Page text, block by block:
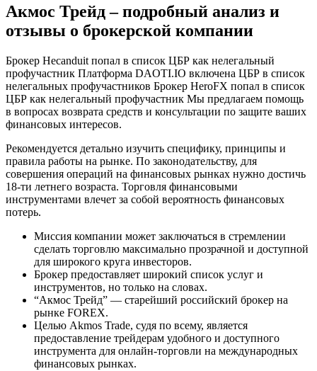
Акмос Трейд – подробный анализ и
отзывы о брокерской компании
Брокер Hecanduit попал в список ЦБР как нелегальный
профучастник Платформа DAOTI.IO включена ЦБР в список
нелегальных профучастников Брокер HeroFX попал в список
ЦБР как нелегальный профучастник Мы предлагаем помощь
в вопросах возврата средств и консультации по защите ваших
финансовых интересов.
Рекомендуется детально изучить специфику, принципы и
правила работы на рынке. По законодательству, для
совершения операций на финансовых рынках нужно достичь
18-ти летнего возраста. Торговля финансовыми
инструментами влечет за собой вероятность финансовых
потерь.
Миссия компании может заключаться в стремлении
сделать торговлю максимально прозрачной и доступной
для широкого круга инвесторов.
Брокер предоставляет широкий список услуг и
инструментов, но только на словах.
“Акмос Трейд” — старейший российский брокер на
рынке FOREX.
Целью Akmos Trade, судя по всему, является
предоставление трейдерам удобного и доступного
инструмента для онлайн-торговли на международных
финансовых рынках.